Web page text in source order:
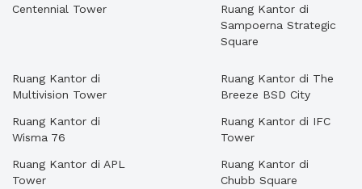
Centennial Tower
Ruang Kantor di
Sampoerna Strategic
Square
Ruang Kantor di
Multivision Tower
Ruang Kantor di
Wisma 76
Ruang Kantor di APL
Tower
Ruang Kantor di The
Breeze BSD City
Ruang Kantor di IFC
Tower
Ruang Kantor di
Chubb Square